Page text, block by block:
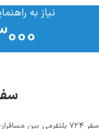
نیاز به
سفر ۷۲۴
سفر ۷۲۴ پلتفرمی بین